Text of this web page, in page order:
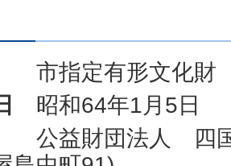
指定有形文化財
昭和64年1月5日
財団法人 四国民